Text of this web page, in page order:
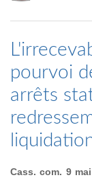
pourvoi
arrêts
Cass. com. 9